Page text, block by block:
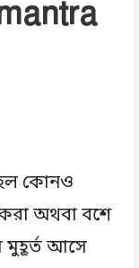
কোনও
অথবা বশে
আসে